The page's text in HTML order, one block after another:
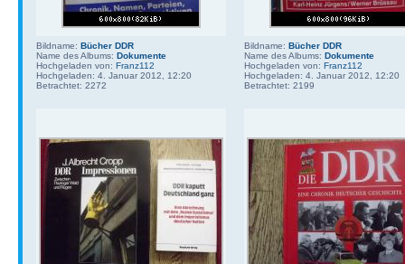
Bildname: Bücher DDR
Name des Albums: Dokumente
Hochgeladen von: Franz112
Hochgeladen: 4. Januar 2012, 12:20
Betrachtet: 2272
Bildname: Bücher DDR
Name des Albums: Dokumente
Hochgeladen von: Franz112
Hochgeladen: 4. Januar 2012, 12:20
Betrachtet: 2199